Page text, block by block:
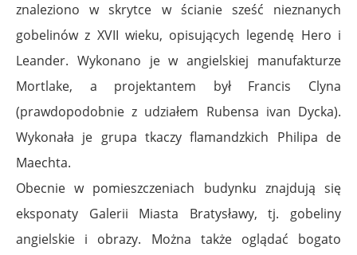
znaleziono w skrytce w ścianie sześć nieznanych
gobelinów z XVII wieku, opisujących legendę Hero i
Leander. Wykonano je w angielskiej manufakturze
Mortlake, a projektantem był Francis Clyna
(prawdopodobnie z udziałem Rubensa ivan Dycka).
Wykonała je grupa tkaczy flamandzkich Philipa de
Maechta.
Obecnie w pomieszczeniach budynku znajdują się
eksponaty Galerii Miasta Bratysławy, tj. gobeliny
angielskie i obrazy. Można także oglądać bogato